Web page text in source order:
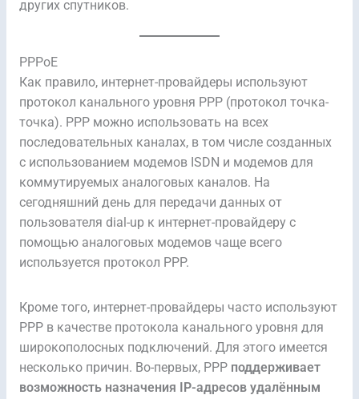
других спутников.
PPPoE
Как правило, интернет-провайдеры используют
протокол канального уровня PPP (протокол точка-
точка). PPP можно использовать на всех
последовательных каналах, в том числе созданных
с использованием модемов ISDN и модемов для
коммутируемых аналоговых каналов. На
сегодняшний день для передачи данных от
пользователя dial-up к интернет-провайдеру с
помощью аналоговых модемов чаще всего
используется протокол PPP.
Кроме того, интернет-провайдеры часто используют
PPP в качестве протокола канального уровня для
широкополосных подключений. Для этого имеется
несколько причин. Во-первых, PPP поддерживает
возможность назначения IP-адресов удалённым